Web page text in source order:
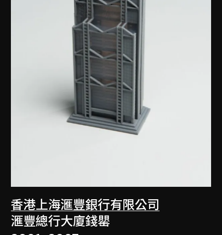
香港上海滙豐銀行有限公司
滙豐總行大廈錢罌